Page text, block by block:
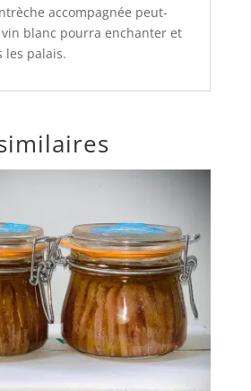
accompagnée peut-
vin blanc pourra enchanter et
les palais.